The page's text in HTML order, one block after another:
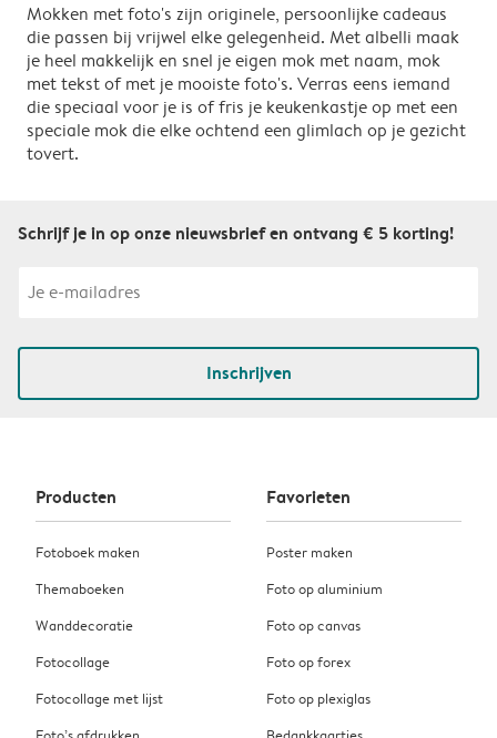
Mokken met foto's zijn originele, persoonlijke cadeaus
die passen bij vrijwel elke gelegenheid. Met albelli maak
je heel makkelijk en snel je eigen mok met naam, mok
met tekst of met je mooiste foto's. Verras eens iemand
die speciaal voor je is of fris je keukenkastje op met een
speciale mok die elke ochtend een glimlach op je gezicht
tovert.
Schrijf je in op onze nieuwsbrief en ontvang € 5 korting!
Inschrijven
Producten
Fotoboek maken
Themaboeken
Wanddecoratie
Fotocollage
Fotocollage met lijst
Favorieten
Poster maken
Foto op aluminium
Foto op canvas
Foto op forex
Foto op plexiglas